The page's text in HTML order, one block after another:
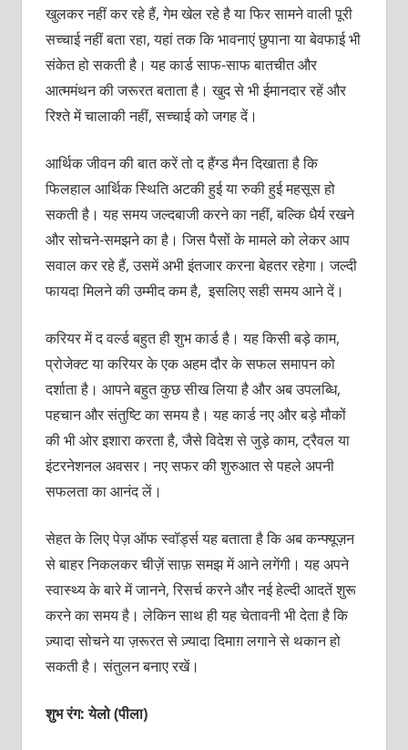
खुलकर नहीं कर रहे हैं, गेम खेल रहे है या फिर सामने वाली पूरी
सच्चाई नहीं बता रहा, यहां तक कि भावनाएं छुपाना या बेवफाई भी
संकेत हो सकती है। यह कार्ड साफ-साफ बातचीत और
आत्ममंथन की जरूरत बताता है। खुद से भी ईमानदार रहें और
रिश्ते में चालाकी नहीं, सच्चाई को जगह दें।
आर्थिक जीवन की बात करें तो द हैंग्ड मैन दिखाता है कि
फिलहाल आर्थिक स्थिति अटकी हुई या रुकी हुई महसूस हो
सकती है। यह समय जल्दबाजी करने का नहीं, बल्कि धैर्य रखने
और सोचने-समझने का है। जिस पैसों के मामले को लेकर आप
सवाल कर रहे हैं, उसमें अभी इंतजार करना बेहतर रहेगा। जल्दी
फायदा मिलने की उम्मीद कम है, इसलिए सही समय आने दें।
करियर में द वर्ल्ड बहुत ही शुभ कार्ड है। यह किसी बड़े काम,
प्रोजेक्ट या करियर के एक अहम दौर के सफल समापन को
दर्शाता है। आपने बहुत कुछ सीख लिया है और अब उपलब्धि,
पहचान और संतुष्टि का समय है। यह कार्ड नए और बड़े मौकों
की भी ओर इशारा करता है, जैसे विदेश से जुड़े काम, ट्रैवल या
इंटरनेशनल अवसर। नए सफर की शुरुआत से पहले अपनी
सफलता का आनंद लें।
सेहत के लिए पेज़ ऑफ स्वॉर्ड्स यह बताता है कि अब कन्फ्यूज़न
से बाहर निकलकर चीज़ें साफ़ समझ में आने लगेंगी। यह अपने
स्वास्थ्य के बारे में जानने, रिसर्च करने और नई हेल्दी आदतें शुरू
करने का समय है। लेकिन साथ ही यह चेतावनी भी देता है कि
ज़्यादा सोचने या ज़रूरत से ज़्यादा दिमाग़ लगाने से थकान हो
सकती है। संतुलन बनाए रखें।
शुभ रंग: येलो (पीला)